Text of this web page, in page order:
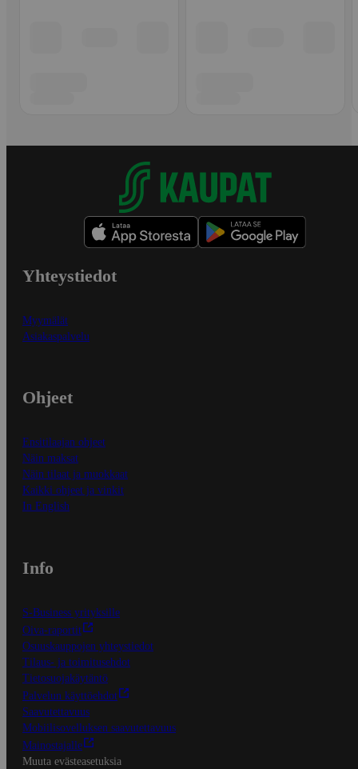
Yhteystiedot
Myymälät
Asiakaspalvelu
Ohjeet
Ensitilaajan ohjeet
Näin maksat
Näin tilaat ja muokkaat
Kaikki ohjeet ja vinkit
In English
Info
S-Business yrityksille
Oiva-raportit
Osuuskauppojen yhteystiedot
Tilaus- ja toimitusehdot
Tietosuojakäytäntö
Palvelun käyttöehdot
Saavutettavuus
Mobiilisovelluksen saavutettavuus
Mainostajalle
Muuta evästeasetuksia